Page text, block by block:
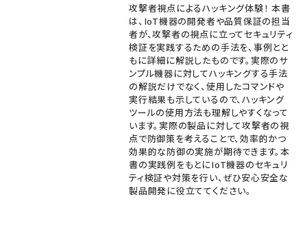
攻撃者視点によるハッキング体験！ 本書
は、IoT機器の開発者や品質保証の担当
者が、攻撃者の視点に立ってセキュリティ
検証を実践するための手法を、事例とと
もに詳細に解説したものです。実際のサ
ンプル機器に対してハッキングする手法
の解説だけでなく、使用したコマンドや
実行結果も示しているので、ハッキング
ツールの使用方法も理解しやすくなって
います。実際の製品に対して攻撃者の視
点で防御策を考えることで、効率的かつ
効果的な防御の実施が期待できます。本
書の実践例をもとにIoT機器のセキュリ
ティ検証や対策を行い、ぜひ安心安全な
製品開発に役立ててください。